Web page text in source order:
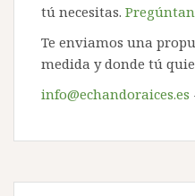
tú necesitas.
Te enviamos una
medida y donde tú
info@echandoraices.es